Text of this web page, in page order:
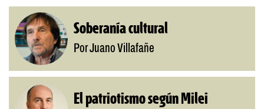
Soberanía cultural
Por Juano Villafañe
El patriotismo según Milei